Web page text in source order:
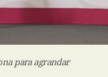
para agrandar